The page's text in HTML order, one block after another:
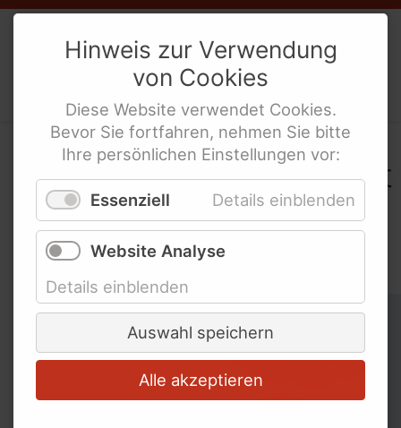
Weibernetze.V.
Politische Interes­sen­ver­tre­tung
behinderte Frauen
In der WeiberZEIT "Leicht
gesagt" nach
Schlagworten suchen
Schlagworte überspringen
Abschied
Hinweis zur Verwendung
von Cookies
Diese Website verwendet Cookies.
Bevor Sie fortfahren, nehmen Sie bitte
Ihre persönlichen Einstellungen vor:
Essenziell Details einblenden
Website Analyse
Details einblenden
Auswahl speichern
Alle akzeptieren